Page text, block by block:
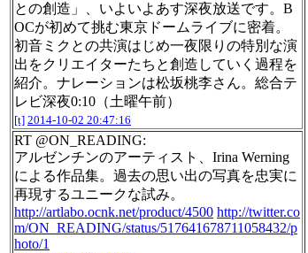
との創造」、いよいよあす深夜放送です。B
OCが初めて挑む東京ドームライブに密着。
初音ミクとの共演はじめ一夜限りの特別な演
出をクリエイターたちと創造していく過程を
紹介。ナレーションは松坂桃李さん。総合テ
レビ深夜0:10（土曜午前）
[t] 2014-10-02 20:47:16
RT @ON_READING:
アルゼンチンのアーティスト、Irina Werning
による作品集。過去の思い出の写真を忠実に
再現するユニークな試み。
http://artlabo.ocnk.net/product/4500 http://twitter.co
m/ON_READING/status/517641678711058432/p
hoto/1